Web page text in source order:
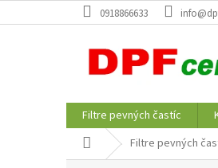
na
0918866633
Filtre pevných častíc
DomovFiltre pevných